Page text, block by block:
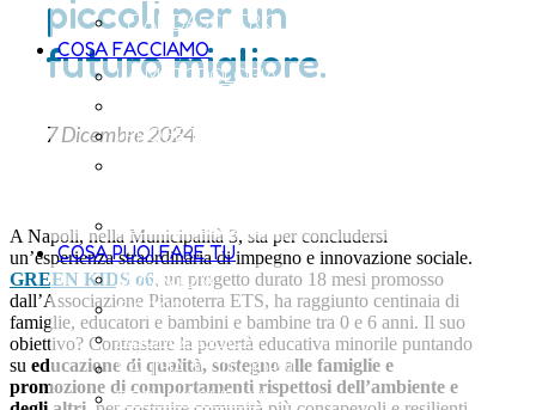
LE AMBASCIATRICI
COSA FACCIAMO
LA METODOLOGIA
I PROGETTI
LE PUBBLICAZIONI
COSA PUOI FARE TU
DONAZIONI
5X1000
AZIENDA AMICA
VALIGIA 1000 GIORNI
REGALI SOLIDALI
piccoli per un
futuro migliore.
7 Dicembre 2024
A Napoli, nella Municipalità 3, sta per concludersi
un’esperienza straordinaria di impegno e innovazione sociale.
GREEN KIDS o6, un progetto durato 18 mesi promosso
dall’Associazione Pianoterra ETS, ha raggiunto centinaia di
famiglie, educatori e bambini e bambine tra 0 e 6 anni. Il suo
obiettivo? Contrastare la povertà educativa minorile puntando
su educazione di qualità, sostegno alle famiglie e
promozione di comportamenti rispettosi dell’ambiente e